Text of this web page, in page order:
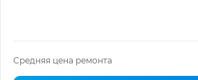
Средняя цена ремонта